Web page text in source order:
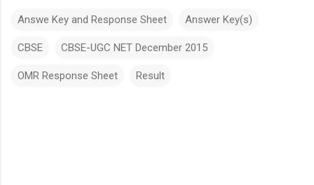
Answe Key and Response Sheet Answer Key(s)
CBSE CBSE-UGC NET December 2015
OMR Response Sheet Result